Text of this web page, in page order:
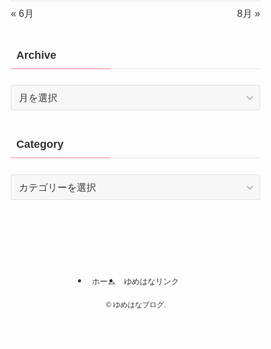
« 6月 8月 »
Archive
Archive
Category
Category
ホーム ゆめはなリンク
©ゆめはなブログ.